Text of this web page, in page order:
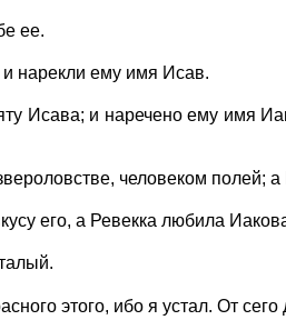
ее.
нарекли ему имя Исав.
Исава; и наречено ему имя
человеком полей;
его, а Ревекка любила
этого, ибо я устал. От